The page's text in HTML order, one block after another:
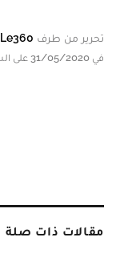
تحرير من طرف Le360 / وكالات
في 31/05/2020 على الساعة 09:30
مقالات ذات صلة